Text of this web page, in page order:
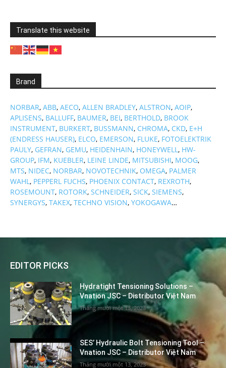
Translate this website
Brand
NORBAR, ABB, AECO, ALLEN BRADLEY, ALSTRON, AOIP,
APLISENS, BALLUFF, BAUMER, BEI, BERTHOLD, BROOK
INSTRUMENT, BURKERT, BUSSMANN, CHROMA, CKD, E+H
(ENDRESS HAUSER), ELCO, EMERSON, FLUKE, FOTOELEKTRIK
PAULY, GEFRAN, GEMU, HEIDENHAIN, HONEYWELL, HW-
GROUP, IFM, KUEBLER, LEINE LINDE, MITSUBISHI, MOOG,
MTS, NIDEC, NORBAR, NOVOTECHNIK, OMEGA, PALMER
WAHL, PEPPERL FUCHS, PHOENIX CONTACT, REXROTH,
ROSEMOUNT, ROTORK, SCHNEIDER, SICK, SIEMENS,
SYNERGYS, TAKEX, TECHNO VISION, YOKOGAWA…
EDITOR PICKS
Hydratight Tensioning Solutions –
Vnation JSC – Distributor Việt Nam
Tháng mười một 13, 2023
SES’ Hydraulic Bolt Tensioning Tool –
Vnation JSC – Distributor Việt Nam
Tháng mười một 13, 2023